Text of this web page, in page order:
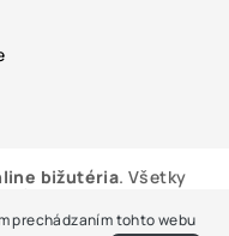
prechádzaním tohto webu
bižutéria. Všetky